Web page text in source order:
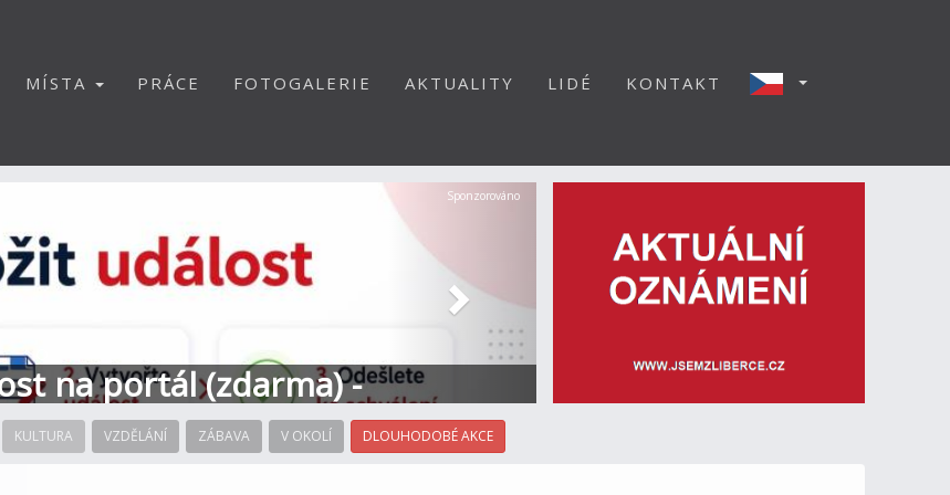
MÍSTA PRÁCE FOTOGALERIE AKTUALITY LIDÉ KONTAKT
na portál (zdarma) -
Další
Sponzorováno
KULTURA VZDĚLÁNÍ ZÁBAVA V OKOLÍ DLOUHODOBÉ AKCE